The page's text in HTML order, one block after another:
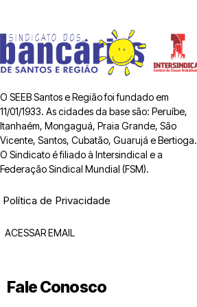
O SEEB Santos e Região foi fundado em
11/01/1933. As cidades da base são: Peruíbe,
Itanhaém, Mongaguá, Praia Grande, São
Vicente, Santos, Cubatão, Guarujá e Bertioga.
O Sindicato é filiado à Intersindical e a
Federação Sindical Mundial (FSM).
Política de Privacidade
ACESSAR EMAIL
Fale Conosco